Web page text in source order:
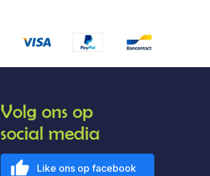
Volg ons op
social media
Like ons op facebook